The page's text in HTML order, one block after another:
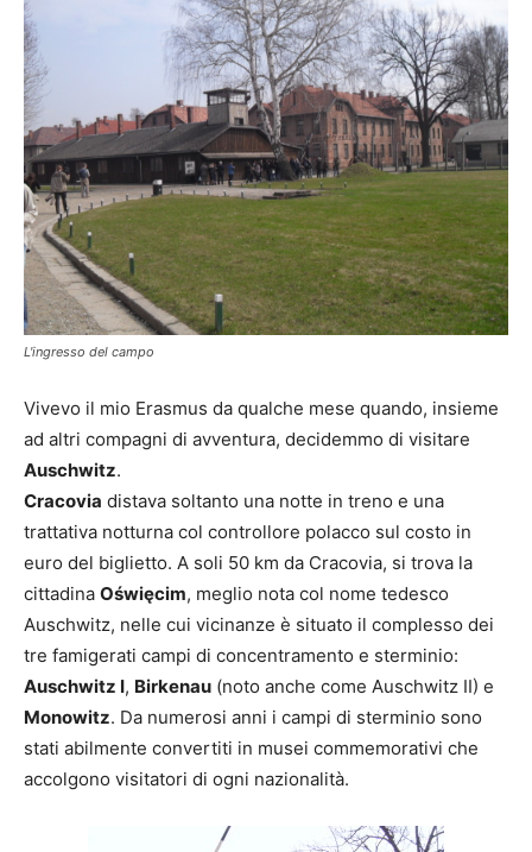
L'ingresso del campo
Vivevo il mio Erasmus da qualche mese quando, insieme
ad altri compagni di avventura, decidemmo di visitare
Auschwitz.
Cracovia distava soltanto una notte in treno e una
trattativa notturna col controllore polacco sul costo in
euro del biglietto. A soli 50 km da Cracovia, si trova la
cittadina Oświęcim, meglio nota col nome tedesco
Auschwitz, nelle cui vicinanze è situato il complesso dei
tre famigerati campi di concentramento e sterminio:
Auschwitz I, Birkenau (noto anche come Auschwitz II) e
Monowitz. Da numerosi anni i campi di sterminio sono
stati abilmente convertiti in musei commemorativi che
accolgono visitatori di ogni nazionalità.